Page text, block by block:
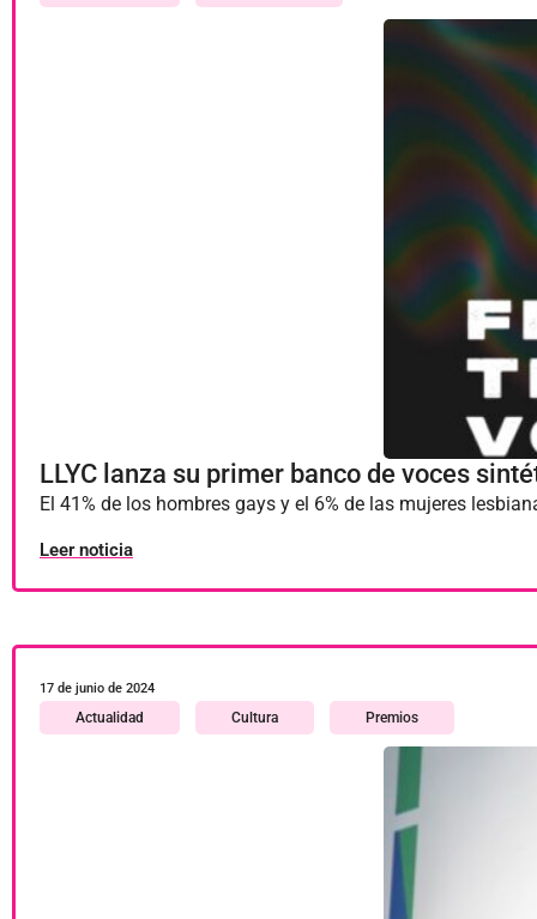
LLYC lanza su primer banco de voces
El 41% de los hombres gays y el 6% de las mujeres
Leer noticia
17 de junio de 2024
Actualidad Cultura Premios